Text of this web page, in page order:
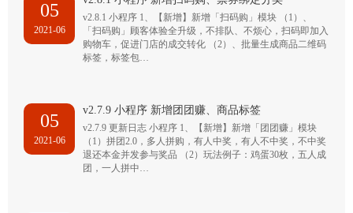
05
2021-06
v2.8.1 小程序 1、【新增】新增「扫码购」模块 （1）、
「扫码购」顾客体验全升级，不排队、不烦心，扫码即加入
购物车，促进门店的成交转化 （2）、批量生成商品二维码
标签，标签包…
05
2021-06
v2.7.9 小程序 新增团团赚、商品标签
v2.7.9 更新日志 小程序 1、【新增】新增「团团赚」模块
（1）拼团2.0，多人拼购，有人中奖，有人不中奖，不中奖
退还本金并发参与奖品 （2）玩法例子：鸡蛋30枚，五人成
团，一人拼中…